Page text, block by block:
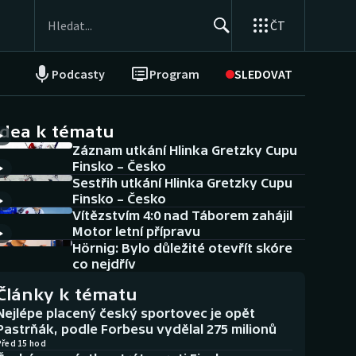
ČT
Podcasty Program SLEDOVAT
NEPŘEHLÉDNĚTE
Historické návraty
Aplikace ČT sport
AZ kvíz
k tématu
Záznam utkání Hlinka Gretzky Cupu
Finsko – Česko
Sestřih utkání Hlinka Gretzky Cupu
Finsko – Česko
Vítězstvím 4:0 nad Táborem zahájil
Motor letní přípravu
Hörnig: Bylo důležité otevřít skóre
co nejdřív
k tématu
placený český sportovec je opět
podle Forbesu vydělal 275 milionů
15 hod